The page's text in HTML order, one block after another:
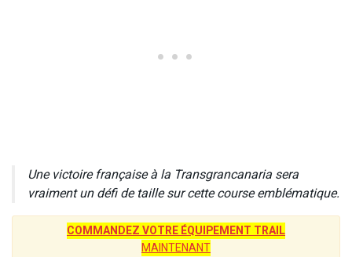
Une victoire française à la Transgrancanaria sera
vraiment un défi de taille sur cette course emblématique.
COMMANDEZ VOTRE ÉQUIPEMENT TRAIL
MAINTENANT